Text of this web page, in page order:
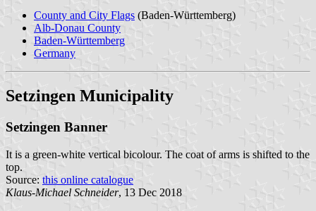
County and City Flags (Baden-Württemberg)
Alb-Donau County
Baden-Württemberg
Germany
Setzingen Municipality
Setzingen Banner
It is a green-white vertical bicolour. The coat of arms is shifted to the
top.
Source: this online catalogue
Klaus-Michael Schneider, 13 Dec 2018